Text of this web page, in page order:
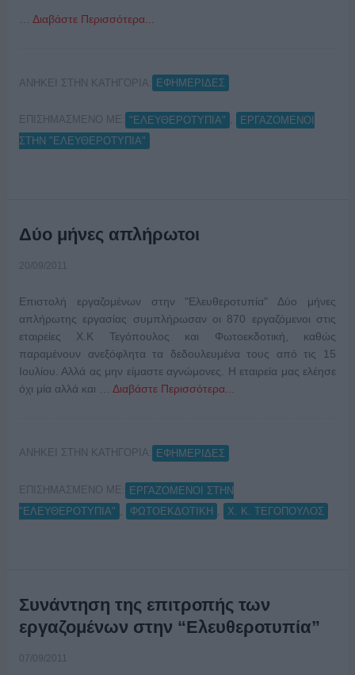
Διαβάστε Περισσότερα...
ΑΝΗΚΕΙ ΣΤΗΝ ΚΑΤΗΓΟΡΙΑ: ΕΦΗΜΕΡΙΔΕΣ
ΕΠΙΣΗΜΑΣΜΕΝΟ ΜΕ: "ΕΛΕΥΘΕΡΟΤΥΠΙΑ"
ΕΡΓΑΖΟΜΕΝΟΙ
ΣΤΗΝ "ΕΛΕΥΘΕΡΟΤΥΠΙΑ"
Δύο μήνες απλήρωτοι
20/09/2011
Επιστολή εργαζομένων στην "Ελευθεροτυπία" Δύο μήνες
απλήρωτης εργασίας συμπλήρωσαν οι 870 εργαζόμενοι στις
εταιρείες Χ.Κ Τεγόπουλος και Φωτοεκδοτική, καθώς
παραμένουν ανεξόφλητα τα δεδουλευμένα τους από τις 15
Ιουλίου. Αλλά ας μην είμαστε αγνώμονες. Η εταιρεία μας ελέησε
όχι μία αλλά και … Διαβάστε Περισσότερα...
ΑΝΗΚΕΙ ΣΤΗΝ ΚΑΤΗΓΟΡΙΑ: ΕΦΗΜΕΡΙΔΕΣ
ΕΠΙΣΗΜΑΣΜΕΝΟ ΜΕ:
ΕΡΓΑΖΟΜΕΝΟΙ ΣΤΗΝ
"ΕΛΕΥΘΕΡΟΤΥΠΙΑ"
ΦΩΤΟΕΚΔΟΤΙΚΗ Χ. Κ. ΤΕΓΟΠΟΥΛΟΣ
Συνάντηση της επιτροπής των
εργαζομένων στην “Ελευθεροτυπία”
07/09/2011